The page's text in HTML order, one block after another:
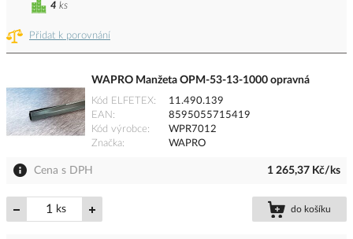
Přidat k porovnání
4 ks
WAPRO Manžeta OPM-53-13-1000 opravná
Kód ELFETEX
11.490.139
EAN
8595055715419
Kód výrobce
WPR7012
Značka
WAPRO
Cena s DPH 1 265,37 Kč/ks
ks do košíku